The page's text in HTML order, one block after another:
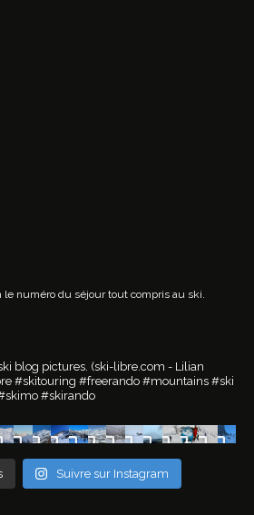
le numéro du séjour tout compris au ski.
blog pictures. (ski-libre.com - Lilian
#skitouring #freerando #mountains #ski
#skirando
Suivre sur Instagram